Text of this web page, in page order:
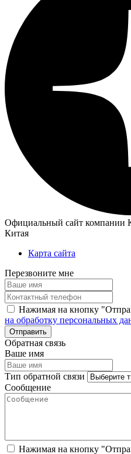
Официальный сайт компании
Китая
Карта сайта
Перезвоните мне
Нажимая на кнопку
на обработку персональных
Обратная связь
Ваше имя
Тип обратной связи
Сообщение
Нажимая на кнопку